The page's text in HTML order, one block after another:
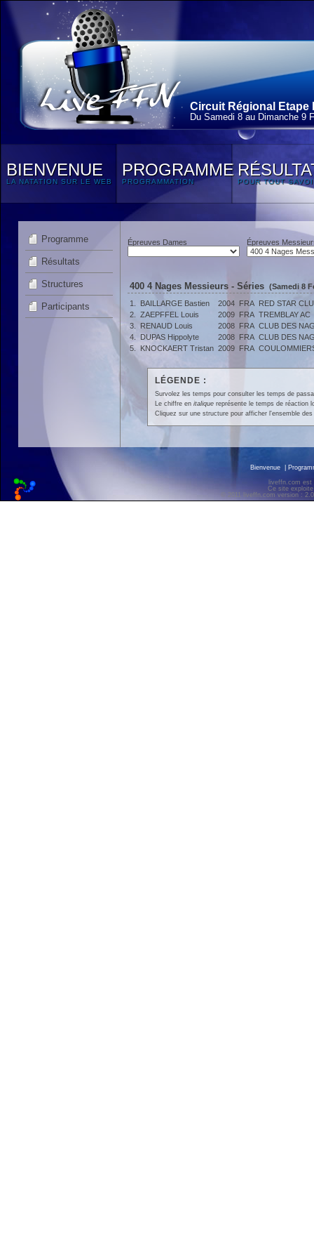
Circuit Régional Etape
Du Samedi 8 au Dimanche 9
BIENVENUE
LA NATATION SUR LE WEB
PROGRAMME
PROGRAMMATION POUR TOUT
Programme
Résultats
Structures
Participants
Épreuves Dames Épreuves
400 4 Nages Messieurs - Séries (Samedi 8
1.
BAILLARGE Bastien 2004 FRA RED STAR
2.
ZAEPFFEL Louis 2009 FRA TREMBLAY AC
3.
RENAUD Louis 2008 FRA CLUB DES
4.
DUPAS Hippolyte 2008 FRA CLUB DES
5.
KNOCKAERT Tristan 2009 FRA
LÉGENDE :
Survolez les temps pour consulter les temps de
Le chiffre en italiquereprésente le temps de réaction
Cliquez sur une structure pour afficher l'ensemble
Bienvenue
liveffn.com est
Ce site
© 2011 liveffn.com version :